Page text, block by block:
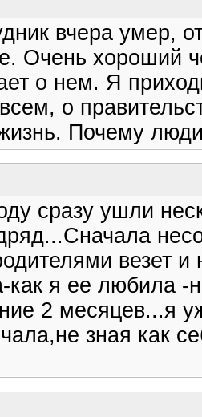
вчера умер,
Очень хороший
о нем. Я
о
Почему
сразу ушли
везет
как я ее любила -
2 месяцев...я
зная как